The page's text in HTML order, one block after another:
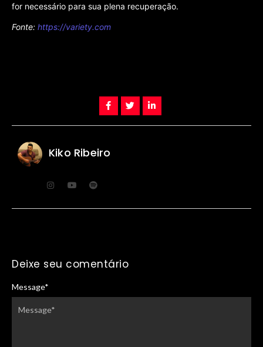
for necessário para sua plena recuperação.
Fonte: https://variety.com
Kiko Ribeiro
Deixe seu comentário
Message*